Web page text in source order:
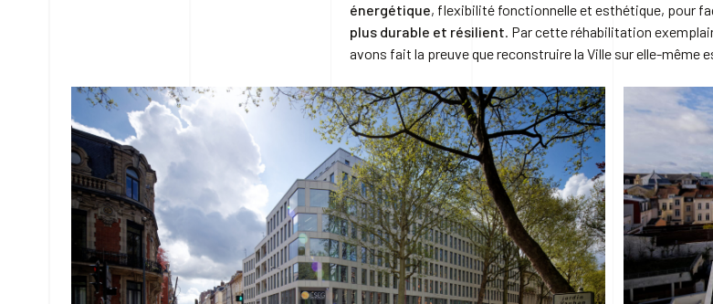
énergétique, flexibilité fonctionnelle et esthétique, pour
plus durable et résilient. Par cette réhabilitation
avons fait la preuve que reconstruire la Ville sur elle-même